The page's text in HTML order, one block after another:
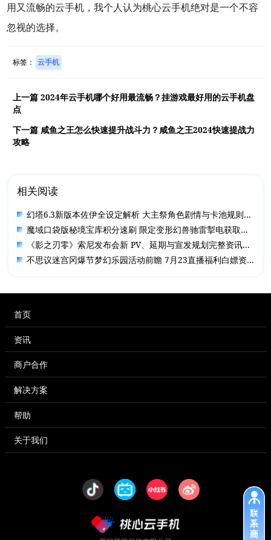
用又流畅的云手机，我个人认为桃心云手机绝对是一个不容
忽视的选择。
标签： 云手机
上一篇2024年云手机哪个好用最流畅？挂游戏最好用的云手机盘
点
下一篇 咸鱼之王怎么快速提升战斗力？咸鱼之王2024快速提战力
攻略
相关阅读
幻塔6.3新版本佐伊全设定解析 大主祭角色剧情与卡池规则一览
魔域口袋版秘境宝库积分速刷 限定变形幻兽驰雷掣电获取全攻略
《影之刃零》索尼发布会新 PV、延期与宣发规划完整资讯汇总
不思议迷宫冈爆节梦幻乐园活动前瞻 7月23直播福利白嫖资源指南
首页
资讯
商户合作
解决方案
帮助
关于我们